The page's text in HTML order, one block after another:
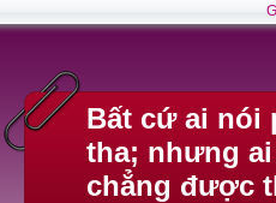
Bất cứ ai nói
tha; nhưng
chẳng được